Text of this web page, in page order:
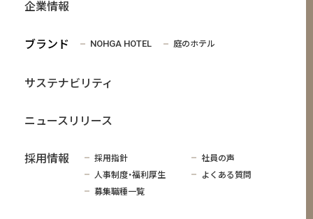
企業情報
ブランド NOHGA HOTEL 庭のホテル
サステナビリティ
ニュースリリース
採用情報 採用指針
社員の声
人事制度・福利厚生
よくある質問
募集職種一覧